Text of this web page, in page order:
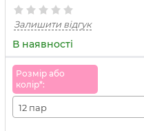
Залишити відгук
В наявності
Розмiр або
колiр*:
12 пар